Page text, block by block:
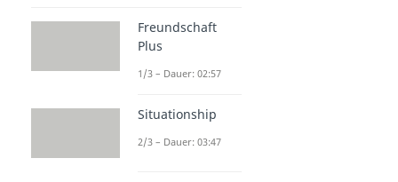
Freundschaft
Plus
1/3 – Dauer: 02:57
Situationship
2/3 – Dauer: 03:47